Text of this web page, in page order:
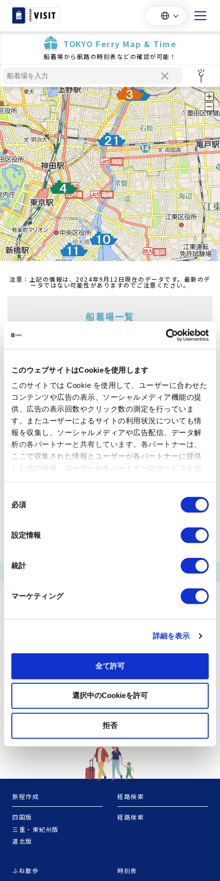
このウェブサイトはCookieを使用します
このサイトでは Cookie を使用して、ユーザーに合わせた
コンテンツや広告の表示、ソーシャルメディア機能の提
供、広告の表示回数やクリック数の測定を行っていま
す。またユーザーによるサイトの利用状況についても情
報を収集し、ソーシャルメディアや広告配信、データ解
析の各パートナーと共有しています。各パートナーは、
ここで収集された情報とユーザーが各パートナーに提供
した他の情報、ユーザーが各パートナーのサービスを使
ッキーに同意したことになります。
必須
設定情報
統計
マーケティング
詳細を表示
全て許可
選択中のCookieを許可
拒否
TOKYO Ferry Map & Time
船着場から航路の時刻表などの確認が可能！
注意：上記の情報は、2024年9月12日現在のデータです。最新のデ
ータではない可能性がありますのでご注意ください。
船着場一覧
船着場を選択すると、選択した船着場へジャンプします
浅草・二天門船着場 吾妻橋船着場
浅草船着場 日本橋船着場
浜離宮船着場 日の出船着場
朝潮運河船着場 お台場海浜公園船着場
葛西臨海公園船着場 越中島船着場
明石町（聖路加ガーデン前）船着場
豊洲船着場 芝浦船着場
有明（東京ビッグサイト）船着場
天王洲ピア
旅程作成
四国版
三重・東紀州版
道北版
経路検索
経路検索
ふね散歩 時刻表